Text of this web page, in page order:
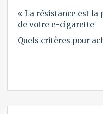
de
l’article
La résistance est la
de votre e-cigarette
Quels critères pour